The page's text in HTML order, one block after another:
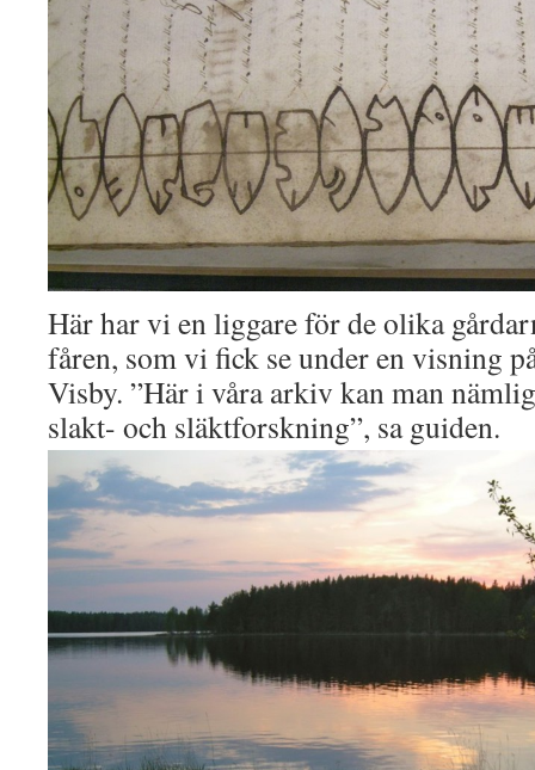
Här har vi en liggare för de olika
fåren, som vi fick se under en visning
Visby. ”Här i våra arkiv kan man
slakt- och släktforskning”, sa guiden.